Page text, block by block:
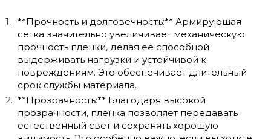
**Прочность и долговечность:** Армирующая
сетка значительно увеличивает механическую
прочность пленки, делая ее способной
выдерживать нагрузки и устойчивой к
повреждениям. Это обеспечивает длительный
срок службы материала.
**Прозрачность:** Благодаря высокой
прозрачности, пленка позволяет передавать
естественный свет и сохранять хорошую